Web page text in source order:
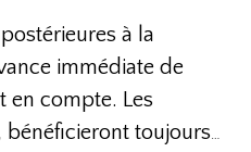
à la
immédiate de
en compte. Les
bénéficieront toujours